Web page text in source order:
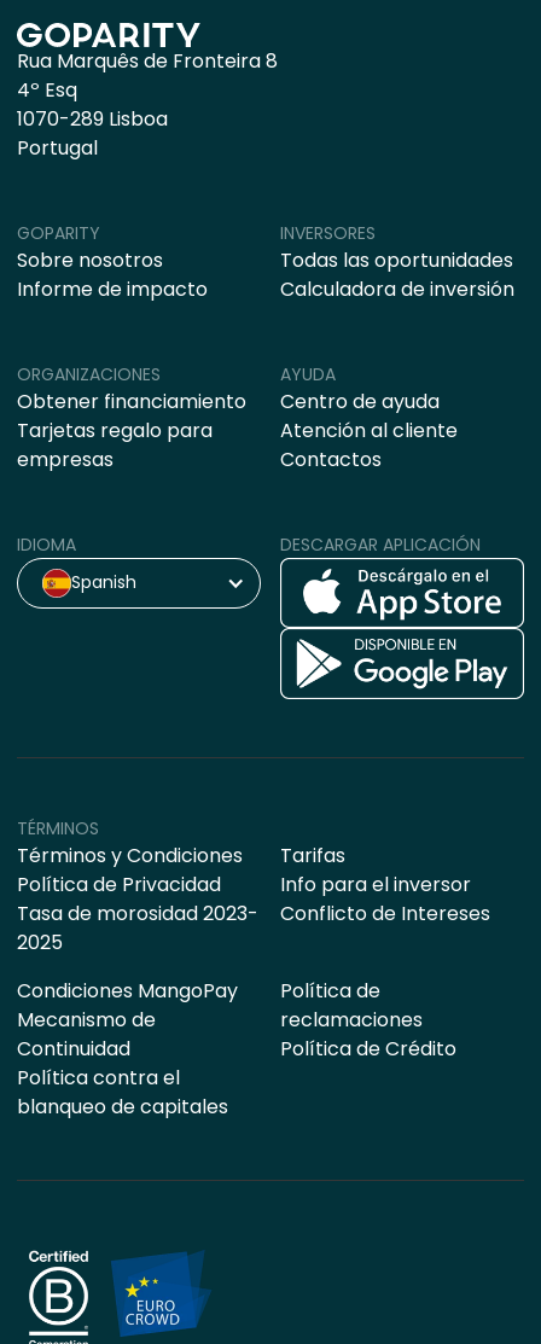
Rua Marquês de Fronteira 8
4º Esq
1070-289 Lisboa
Portugal
ORGANIZACIONES
Obtener financiamiento
Tarjetas regalo para
empresas
AYUDA
Centro de ayuda
Atención al cliente
Contactos
GOPARITY
Sobre nosotros
Informe de impacto
INVERSORES
Todas las oportunidades
Calculadora de inversión
IDIOMA
Spanish
DESCARGAR APLICACIÓN
TÉRMINOS
Términos y Condiciones
Política de Privacidad
Tasa de morosidad 2023-
2025
Tarifas
Info para el inversor
Conflicto de Intereses
Condiciones MangoPay
Mecanismo de
Continuidad
Política contra el
blanqueo de capitales
Política de
reclamaciones
Política de Crédito